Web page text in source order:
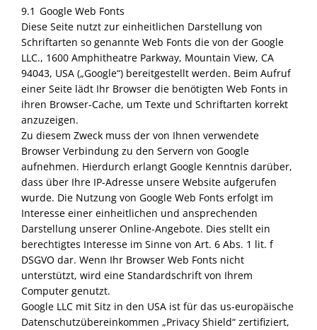
9.1 Google Web Fonts
Diese Seite nutzt zur einheitlichen Darstellung von
Schriftarten so genannte Web Fonts die von der Google
LLC., 1600 Amphitheatre Parkway, Mountain View, CA
94043, USA(„Google“) bereitgestellt werden. Beim Aufruf
einer Seite lädt Ihr Browser die benötigten Web Fonts in
ihren Browser-Cache, um Texte und Schriftarten korrekt
anzuzeigen.
Zu diesem Zweck muss der von Ihnen verwendete
Browser Verbindung zu den Servern von Google
aufnehmen. Hierdurch erlangt Google Kenntnis darüber,
dass über Ihre IP-Adresse unsere Website aufgerufen
wurde. Die Nutzung von Google Web Fonts erfolgt im
Interesse einer einheitlichen und ansprechenden
Darstellung unserer Online-Angebote. Dies stellt ein
berechtigtes Interesse im Sinne von Art. 6 Abs. 1 lit. f
DSGVO dar. Wenn Ihr Browser Web Fonts nicht
unterstützt, wird eine Standardschrift von Ihrem
Computer genutzt.
Google LLCmit Sitz in den USAist für das us-europäische
Datenschutzübereinkommen „Privacy Shield“ zertifiziert,